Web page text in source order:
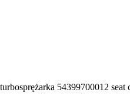
54399700012 seat